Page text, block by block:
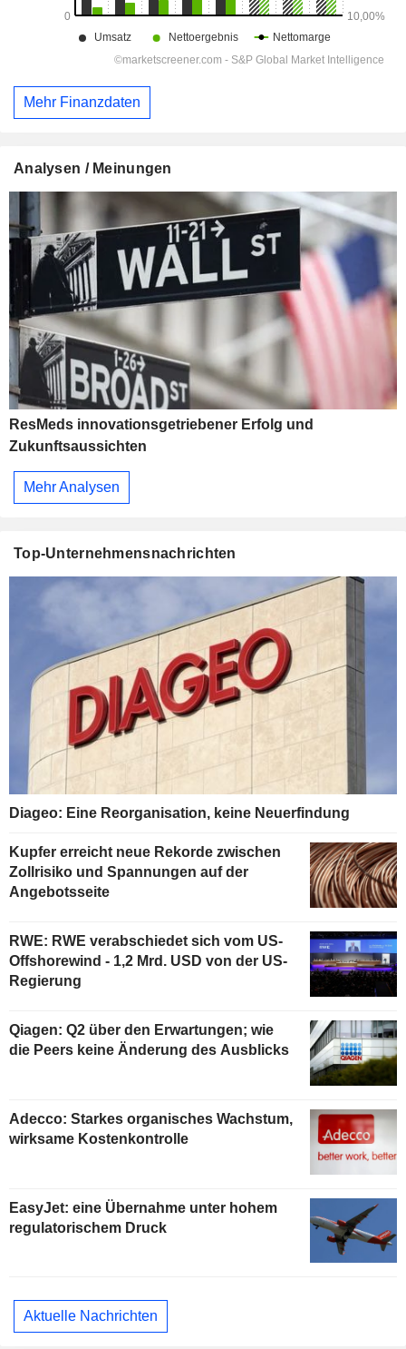
Mehr Finanzdaten
Analysen / Meinungen
ResMeds innovationsgetriebener Erfolg und
Zukunftsaussichten
Mehr Analysen
Top-Unternehmensnachrichten
Diageo: Eine Reorganisation, keine Neuerfindung
Kupfer erreicht neue Rekorde zwischen
Zollrisiko und Spannungen auf der
Angebotsseite
RWE: RWE verabschiedet sich vom US-
Offshorewind - 1,2 Mrd. USD von der US-
Regierung
Qiagen: Q2 über den Erwartungen; wie
die Peers keine Änderung des Ausblicks
Adecco: Starkes organisches Wachstum,
wirksame Kostenkontrolle
EasyJet: eine Übernahme unter hohem
regulatorischem Druck
Aktuelle Nachrichten